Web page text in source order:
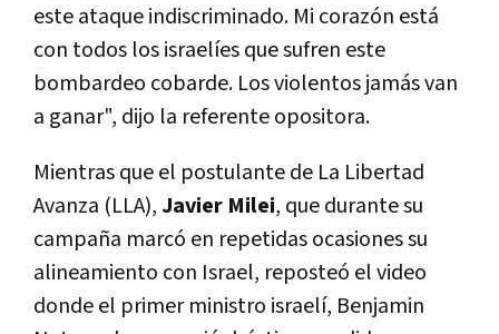
este ataque indiscriminado. Mi corazón está
con todos los israelíes que sufren este
bombardeo cobarde. Los violentos jamás van
a ganar", dijo la referente opositora.
Mientras que el postulante de La Libertad
Avanza (LLA),Javier Milei, que durante su
campaña marcó en repetidas ocasiones su
alineamiento con Israel, reposteó el video
donde el primer ministro israelí, Benjamin